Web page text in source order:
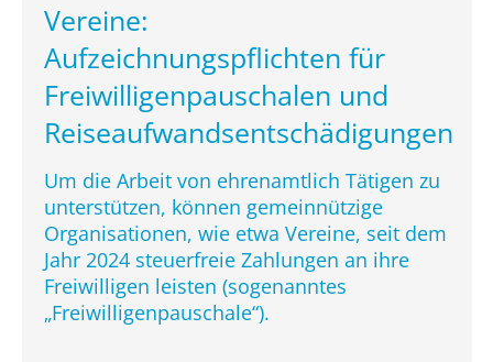
Vereine:
Aufzeichnungspflichten für
Freiwilligenpauschalen und
Reiseaufwandsentschädigungen
Um die Arbeit von ehrenamtlich Tätigen zu
unterstützen, können gemeinnützige
Organisationen, wie etwa Vereine, seit dem
Jahr 2024 steuerfreie Zahlungen an ihre
Freiwilligen leisten (sogenanntes
„Freiwilligenpauschale“).